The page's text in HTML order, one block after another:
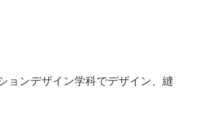
ョンデザイン学科でデザイン、縫